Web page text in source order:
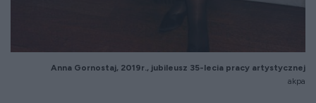
Anna Gornostaj, 2019r., jubileusz 35-lecia pracy artystycznej
akpa